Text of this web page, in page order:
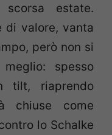
estate.
di valore, vanta
però non si
spesso
tilt, riaprendo
chiuse come
lo Schalke